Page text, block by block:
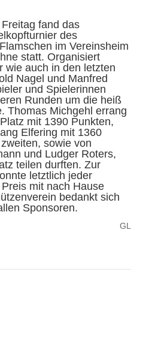
fand das
des
im Vereinsheim
statt. Organisiert
wie auch in den letzten
Nagel und Manfred
und Spielerinnen
Runden um die heiß
Thomas Michgehl errang
mit 1390 Punkten,
Elfering mit 1360
sowie von
und Ludger Roters,
teilen durften. Zur
letztlich jeder
mit nach Hause
bedankt sich
Sponsoren.
GL